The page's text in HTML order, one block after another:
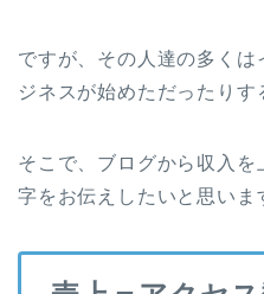
ですが、その人達の多く
ジネスが始めただったりす
そこで、ブログから収入
字をお伝えしたいと思いま